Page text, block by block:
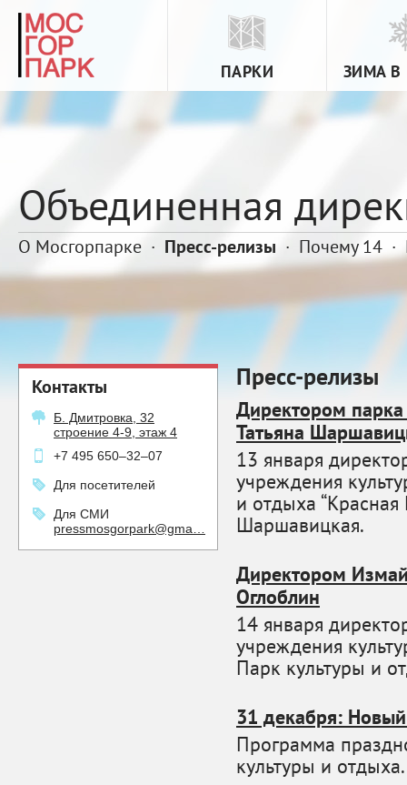
ПАРКИ ЗИМА В
Объединенная
О Мосгорпарке · Пресс-релизы · Почему 14 ·
Контакты
Б. Дмитровка, 32
строение 4-9, этаж 4
+7 495 650–32–07
Для посетителей
Для СМИ
pressmosgorpark@gma…
Пресс-релизы
Директором
Татьяна
13 января
учреждения
и отдыха “Красная
Шаршавицкая.
Директором
Оглоблин
14 января
учреждения
Парк культуры и
31 декабря:
Программа
культуры и отдыха.